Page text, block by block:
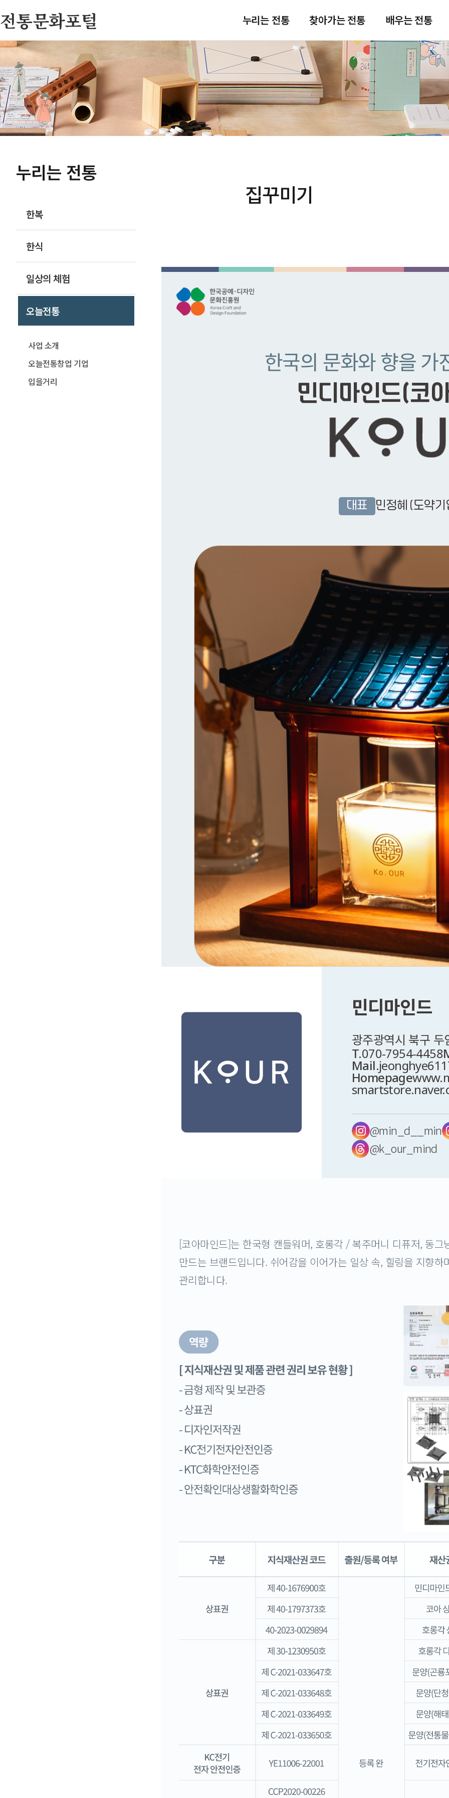
전통문화포털 누리는 전통 찾아가는 전통 배우는 전통
누리는 전통
한복
한식
일상의 체험
오늘전통
사업 소개
오늘전통창업 기업
입을거리
집꾸미기
한국의 문화와 향을 가
민디마인드(코
대표 민정혜 (도약
민디마인드
광주광역시 북구
T.070-7954-4458
Mail.
Homepage
@min_d__min
@k_our_mind
[코아마인드]는 한국형 캔들워머, 호롱각 / 복주머니 디퓨저, 동
만드는 브랜드입니다. 쉬어감을 이어가는 일상 속, 힐링을 지향
관리합니다.